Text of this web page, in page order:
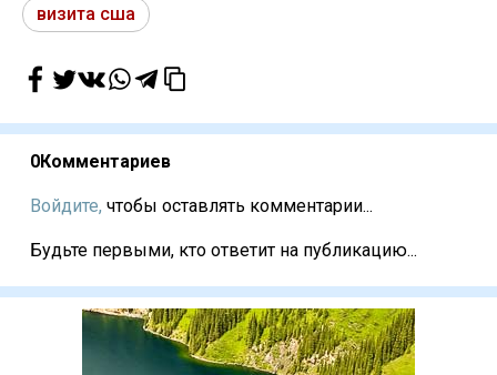
визита сша
0Комментариев
Войдите, чтобы оставлять комментарии...
Будьте первыми, кто ответит на публикацию...